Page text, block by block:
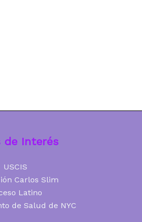
de Interés
USCIS
Carlos Slim
Latino
de Salud de NYC